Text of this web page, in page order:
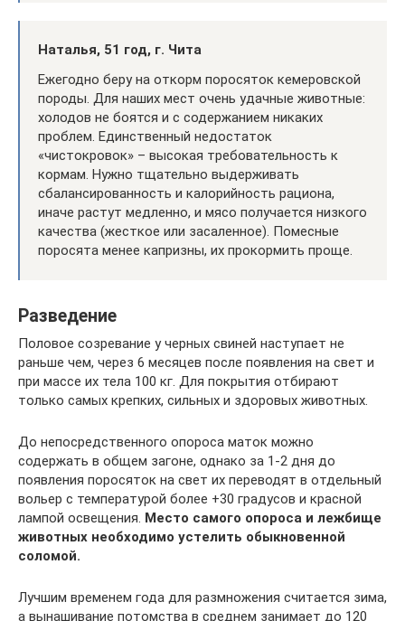
Наталья, 51 год, г. Чита
Ежегодно беру на откорм поросяток кемеровской
породы. Для наших мест очень удачные животные:
холодов не боятся и с содержанием никаких
проблем. Единственный недостаток
«чистокровок» – высокая требовательность к
кормам. Нужно тщательно выдерживать
сбалансированность и калорийность рациона,
иначе растут медленно, и мясо получается низкого
качества (жесткое или засаленное). Помесные
поросята менее капризны, их прокормить проще.
Разведение
Половое созревание у черных свиней наступает не
раньше чем, через 6 месяцев после появления на свет и
при массе их тела 100 кг. Для покрытия отбирают
только самых крепких, сильных и здоровых животных.
До непосредственного опороса маток можно
содержать в общем загоне, однако за 1-2 дня до
появления поросяток на свет их переводят в отдельный
вольер с температурой более +30 градусов и красной
лампой освещения. Место самого опороса и лежбище
животных необходимо устелить обыкновенной
соломой.
Лучшим временем года для размножения считается зима,
а вынашивание потомства в среднем занимает до 120